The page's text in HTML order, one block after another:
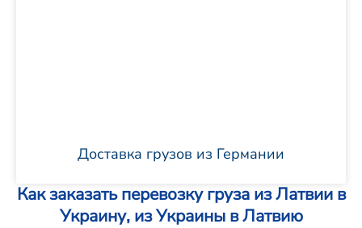
Доставка грузов из Германии
Как заказать перевозку груза из Латвии в
Украину, из Украины в Латвию